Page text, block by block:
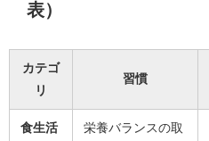
表）
カテゴ
リ
習慣
食生活
栄養バランスの取